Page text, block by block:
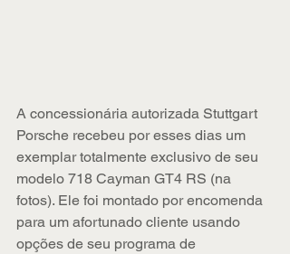
A concessionária autorizada Stuttgart
Porsche recebeu por esses dias um
exemplar totalmente exclusivo de seu
modelo 718 Cayman GT4 RS (na
fotos). Ele foi montado por encomenda
para um afortunado cliente usando
opções de seu programa de